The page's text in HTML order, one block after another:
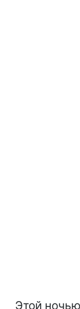
Этой